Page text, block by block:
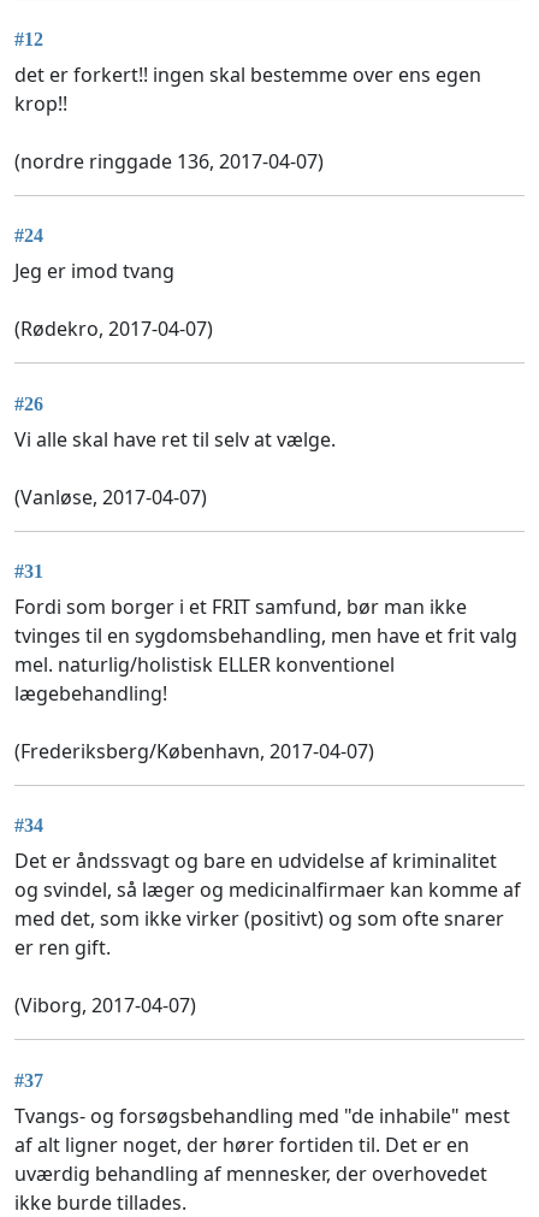
#12
det er forkert!! ingen skal bestemme over ens egen
krop!!
(nordre ringgade 136, 2017-04-07)
#24
Jeg er imod tvang
(Rødekro, 2017-04-07)
#26
Vi alle skal have ret til selv at vælge.
(Vanløse, 2017-04-07)
#31
Fordi som borger i et FRIT samfund, bør man ikke
tvinges til en sygdomsbehandling, men have et frit valg
mel. naturlig/holistisk ELLER konventionel
lægebehandling!
(Frederiksberg/København, 2017-04-07)
#34
Det er åndssvagt og bare en udvidelse af kriminalitet
og svindel, så læger og medicinalfirmaer kan komme af
med det, som ikke virker (positivt) og som ofte snarer
er ren gift.
(Viborg, 2017-04-07)
#37
Tvangs- og forsøgsbehandling med "de inhabile" mest
af alt ligner noget, der hører fortiden til. Det er en
uværdig behandling af mennesker, der overhovedet
ikke burde tillades.